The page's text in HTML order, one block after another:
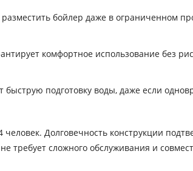
бойлер даже в ограниченном
комфортное использование без
быструю подготовку воды, даже если
Долговечность конструкции
требует сложного обслуживания и